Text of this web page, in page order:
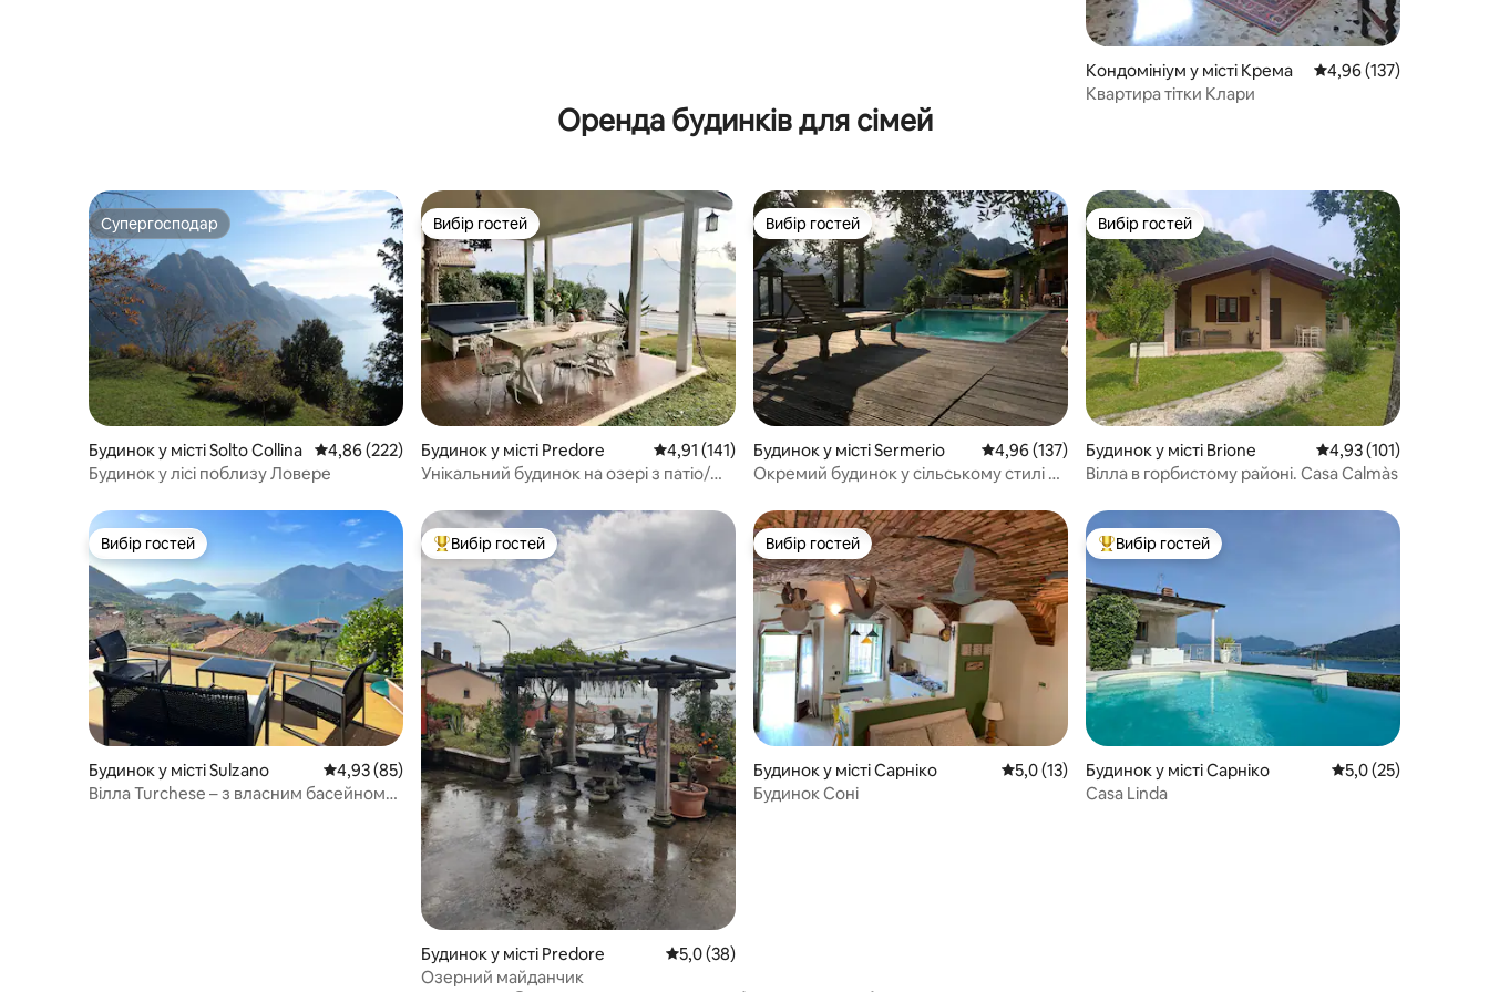
Кондомініум у місті Крема Середня оцінка: 4,96
4,96 (137)
Квартира тітки Клари
Оренда будинків для сімей
Супергосподар
Супергосподар
Будинок у місті Solto Collina Середня оцінка: 4,86 з 5, відгуки: 222
4,86 (222)
Будинок у лісі поблизу Ловере
Вибір гостей
Вибір гостей
Будинок у місті Predore Середня оцінка: 4,91 з 5, відгуки: 141
4,91 (141)
Унікальний будинок на озері з патіо/
Вибір гостей
Вибір гостей
Будинок у місті Sermerio Середня оцінка: 4,96 з 5, відгуки: 137
4,96 (137)
Окремий будинок у сільському стилі з
Вибір гостей
Вибір гостей
Будинок у місті Brione Середня оцінка: 4,93
4,93 (101)
Вілла в горбистому районі. Casa Calmàs
Вибір гостей
Вибір гостей
Будинок у місті Sulzano Середня оцінка: 4,93 з 5, відгуки: 85
4,93 (85)
Вілла Turchese – з власним басейном/
Топ вибір гостей
Вибір гостей
Будинок у місті Predore Середня оцінка: 5,0 з 5, відгуки: 38
5,0 (38)
Озерний майданчик
Вибір гостей
Вибір гостей
Будинок у місті Сарніко Середня оцінка: 5,0 з 5, відгуки: 13
5,0 (13)
Будинок Соні
Топ вибір гостей
Вибір гостей
Будинок у місті Сарніко Середня оцінка: 5,0
5,0 (25)
Casa Linda